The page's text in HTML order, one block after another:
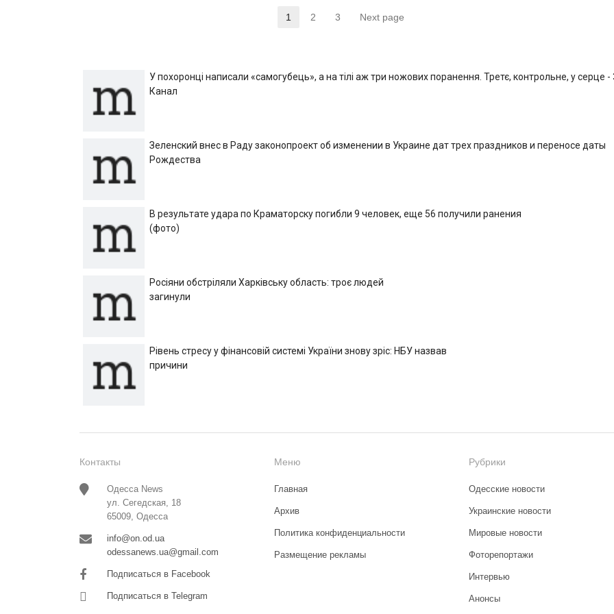
Страница
1 Страница
2 Страница
3 Next page
У похоронці написали «самогубець», а на тілі аж три ножових поранення. Третє, контрольне, у серце -
Канал
Зеленский внес в Раду законопроект об изменении в Украине дат трех праздников и переносе даты
Рождества
В результате удара по Краматорску погибли 9 человек, еще 56 получили ранения
(фото)
Росіяни обстріляли Харківську область: троє людей
загинули
Рівень стресу у фінансовій системі України знову зріс: НБУ назвав
причини
Контакты
Одесса News
ул. Сегедская, 18
65009, Одесса
info@on.od.ua
odessanews.ua@gmail.com
Подписаться в Facebook
Подписаться в Telegram
Меню
Главная
Архив
Политика конфиденциальности
Размещение рекламы
Рубрики
Одесские новости
Украинские новости
Мировые новости
Фоторепортажи
Интервью
Анонсы